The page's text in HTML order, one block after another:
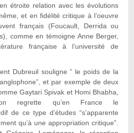
étroite relation avec les évolutions
et en fidélité critique à l’oeuvre
français (Foucault, Derrida ou
comme en témoigne Anne Berger,
française à l’université de
Dubreuil souligne ” le poids de la
et par exemple de deux
Gaytari Spivak et Homi Bhabha,
regrette qu’en France le
de ce type d’études “s’apparente
qu’à une appropriation critique”.